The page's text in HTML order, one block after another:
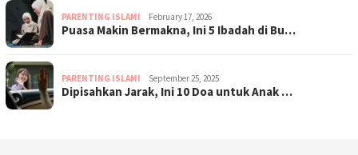
PARENTING ISLAMI February 17, 2026
Puasa Makin Bermakna, Ini 5 Ibadah di Bu…
PARENTING ISLAMI September 25, 2025
Dipisahkan Jarak, Ini 10 Doa untuk Anak …